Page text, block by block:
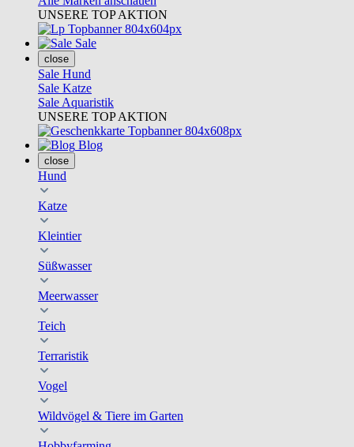
UNSERE TOP AKTION
Sale
close
Sale Hund
Sale Katze
Sale Aquaristik
UNSERE TOP AKTION
Blog
close
Hund
Katze
Kleintier
Süßwasser
Meerwasser
Teich
Terraristik
Vogel
Wildvögel & Tiere im Garten